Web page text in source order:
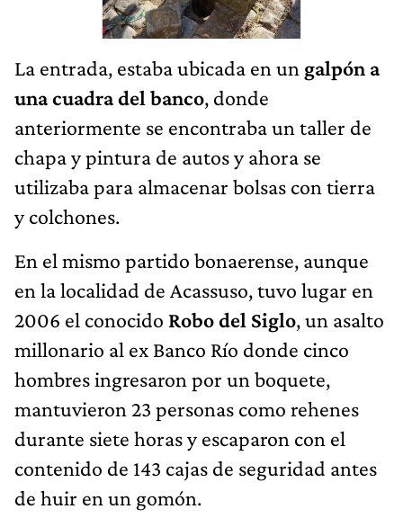
La entrada, estaba ubicada en un galpón a
una cuadra del banco, donde
anteriormente se encontraba un taller de
chapa y pintura de autos y ahora se
utilizaba para almacenar bolsas con tierra
y colchones.
En el mismo partido bonaerense, aunque
en la localidad de Acassuso, tuvo lugar en
2006 el conocido Robo del Siglo, un asalto
millonario al ex Banco Río donde cinco
hombres ingresaron por un boquete,
mantuvieron 23 personas como rehenes
durante siete horas y escaparon con el
contenido de 143 cajas de seguridad antes
de huir en un gomón.